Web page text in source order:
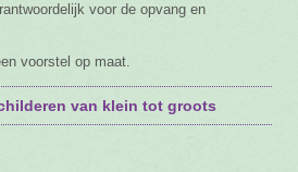
voor de opvang en
voorstel op maat.
van klein tot groots